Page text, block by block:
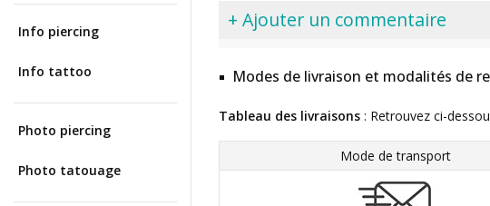
Info piercing
Info tattoo
Photo piercing
Photo tatouage
+ Ajouter un commentaire
Modes de livraison et modalités de
Tableau des livraisons : Retrouvez ci-
Mode de transport